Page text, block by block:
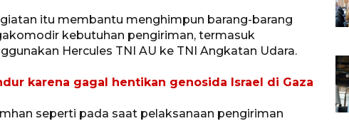
itu membantu menghimpun barang-barang
kebutuhan pengiriman, termasuk
Hercules TNI AU ke TNI Angkatan Udara.
karena gagal hentikan genosida Israel di Gaza
seperti pada saat pelaksanaan pengiriman